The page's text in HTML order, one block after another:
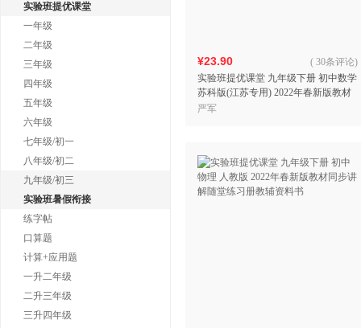
实验班提优课堂
一年级
二年级
三年级
四年级
五年级
六年级
七年级/初一
八年级/初二
九年级/初三
实验班暑假衔接
练字帖
口算题
计算+应用题
一升二年级
二升三年级
三升四年级
¥23.90
实验班提优课堂 九年级下册 初中数学
苏科版(江苏专用) 2022年春新版教材
同步讲解随堂练习册教辅资料书
( 30条评论)
严军